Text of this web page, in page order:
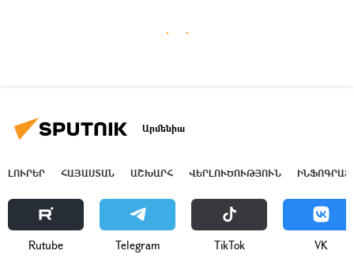
Արմենիա
ԼՈՒՐԵՐ ՀԱՅԱՍՏԱՆ ԱՇԽԱՐՀ ՎԵՐԼՈՒԾՈՒԹՅՈՒՆ
Rutube Telegram ТikТоk VK